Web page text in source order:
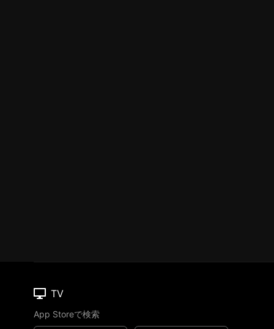
TV
App Storeで検索